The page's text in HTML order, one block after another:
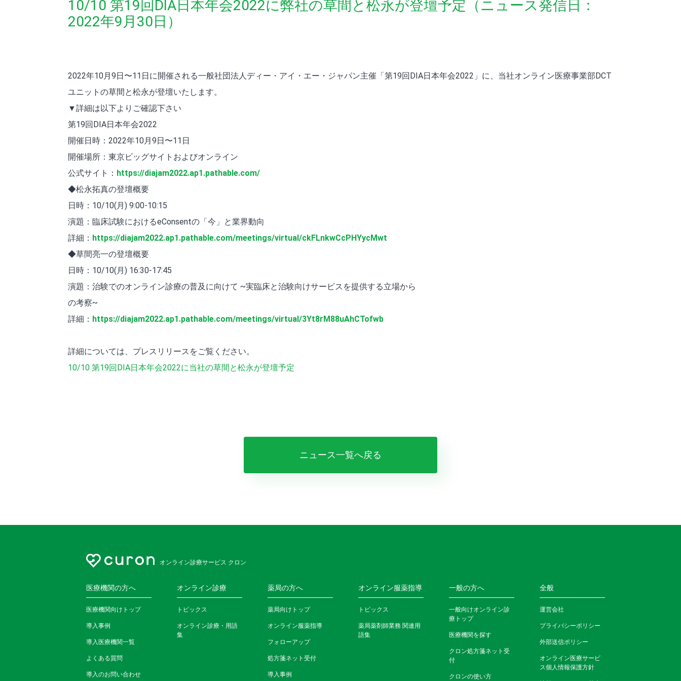
10/10 第19回DIA日本年会2022に弊社の草間と松永が登壇予定（ニュース発信日：
2022年9月30日）
2022年10月9日〜11日に開催される一般社団法人ディー・アイ・エー・ジャパン主催「第19回DIA日本年会2022」に、当社オンライン医療事業部DCT
ユニットの草間と松永が登壇いたします。
▼詳細は以下よりご確認下さい
第19回DIA日本年会2022
開催日時：2022年10月9日〜11日
開催場所：東京ビッグサイトおよびオンライン
公式サイト： https://diajam2022.ap1.pathable.com/
◆松永拓真の登壇概要
日時：10/10(月) 9:00-10:15
演題：臨床試験におけるeConsentの「今」と業界動向
詳細： https://diajam2022.ap1.pathable.com/meetings/virtual/ckFLnkwCcPHYycMwt
◆草間亮一の登壇概要
日時：10/10(月) 16:30-17:45
演題：治験でのオンライン診療の普及に向けて ~実臨床と治験向けサービスを提供する立場から
の考察~
詳細： https://diajam2022.ap1.pathable.com/meetings/virtual/3Yt8rM88uAhCTofwb
詳細については、プレスリリースをご覧ください。
10/10 第19回DIA日本年会2022に当社の草間と松永が登壇予定
ニュース一覧へ戻る
オンライン診療サービス クロン
医療機関の方へ
医療機関向けトップ
導入事例
導入医療機関一覧
よくある質問
導入のお問い合わせ
オンライン診療
トピックス
オンライン診療・用語
集
薬局の方へ
薬局向けトップ
オンライン服薬指導
フォローアップ
処方箋ネット受付
導入事例
オンライン服薬指導
トピックス
薬局薬剤師業務 関連用
語集
一般の方へ
一般向けオンライン診
療トップ
医療機関を探す
クロン処方箋ネット受
付
クロンの使い方
全般
運営会社
プライバシーポリシー
外部送信ポリシー
オンライン医療サービ
ス個人情報保護方針